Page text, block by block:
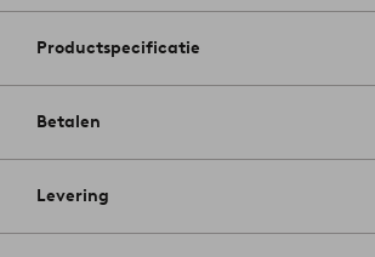
Productspecificatie
Betalen
Levering